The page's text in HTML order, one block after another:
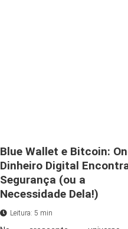
Blue Wallet e Bitcoin:
Dinheiro Digital
Segurança (ou a
Necessidade Dela!)
Leitura: 5 min